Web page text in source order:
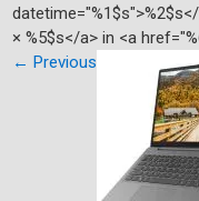
× %5$s</a> in <a
← Previous